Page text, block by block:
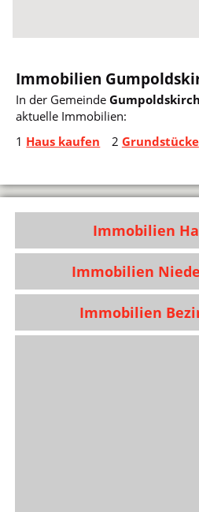
Immobilien
In der Gemeinde
aktuelle Immobilien:
1 Haus kaufen 2 Grundstücke
Immobilien
Immobilien
Immobilien